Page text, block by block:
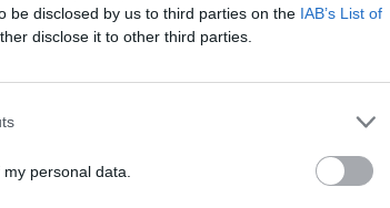
be disclosed by us to third parties on the IAB’s List of
disclose it to other third parties.
personal data.